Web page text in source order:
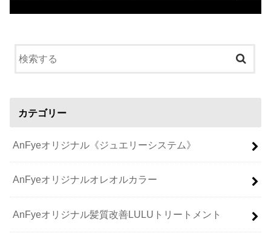
カテゴリー
AnFyeオリジナル《ジュエリーシステム》
AnFyeオリジナルオレオルカラー
AnFyeオリジナル髪質改善LULUトリートメント